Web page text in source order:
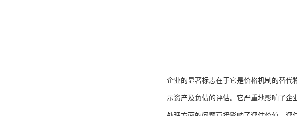
企业的显著标志在于它是价格机制的替代
示资产及负债的评估。它严重地影响了